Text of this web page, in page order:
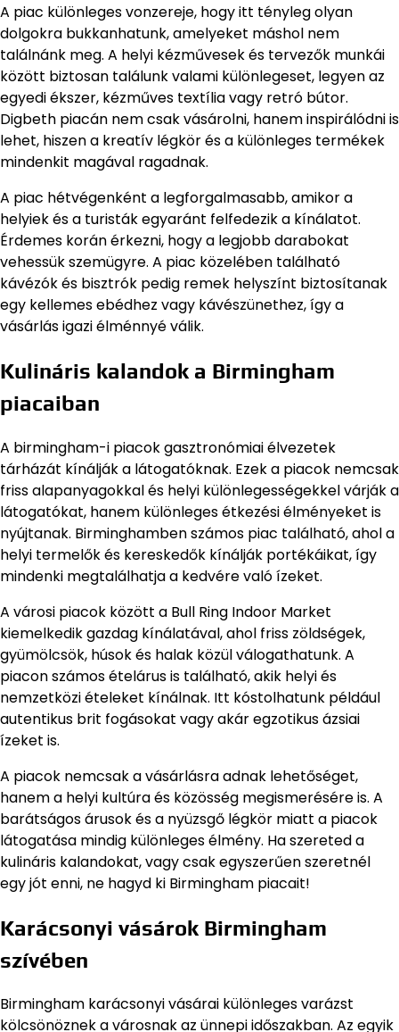
A piac különleges vonzereje, hogy itt tényleg olyan
dolgokra bukkanhatunk, amelyeket máshol nem
találnánk meg. A helyi kézművesek és tervezők munkái
között biztosan találunk valami különlegeset, legyen az
egyedi ékszer, kézműves textília vagy retró bútor.
Digbeth piacán nem csak vásárolni, hanem inspirálódni is
lehet, hiszen a kreatív légkör és a különleges termékek
mindenkit magával ragadnak.
A piac hétvégenként a legforgalmasabb, amikor a
helyiek és a turisták egyaránt felfedezik a kínálatot.
Érdemes korán érkezni, hogy a legjobb darabokat
vehessük szemügyre. A piac közelében található
kávézók és bisztrók pedig remek helyszínt biztosítanak
egy kellemes ebédhez vagy kávészünethez, így a
vásárlás igazi élménnyé válik.
Kulináris kalandok a Birmingham
piacaiban
A birmingham-i piacok gasztronómiai élvezetek
tárházát kínálják a látogatóknak. Ezek a piacok nemcsak
friss alapanyagokkal és helyi különlegességekkel várják a
látogatókat, hanem különleges étkezési élményeket is
nyújtanak. Birminghamben számos piac található, ahol a
helyi termelők és kereskedők kínálják portékáikat, így
mindenki megtalálhatja a kedvére való ízeket.
A városi piacok között a Bull Ring Indoor Market
kiemelkedik gazdag kínálatával, ahol friss zöldségek,
gyümölcsök, húsok és halak közül válogathatunk. A
piacon számos ételárus is található, akik helyi és
nemzetközi ételeket kínálnak. Itt kóstolhatunk például
autentikus brit fogásokat vagy akár egzotikus ázsiai
ízeket is.
A piacok nemcsak a vásárlásra adnak lehetőséget,
hanem a helyi kultúra és közösség megismerésére is. A
barátságos árusok és a nyüzsgő légkör miatt a piacok
látogatása mindig különleges élmény. Ha szereted a
kulináris kalandokat, vagy csak egyszerűen szeretnél
egy jót enni, ne hagyd ki Birmingham piacait!
Karácsonyi vásárok Birmingham
szívében
Birmingham karácsonyi vásárai különleges varázst
kölcsönöznek a városnak az ünnepi időszakban. Az egyik